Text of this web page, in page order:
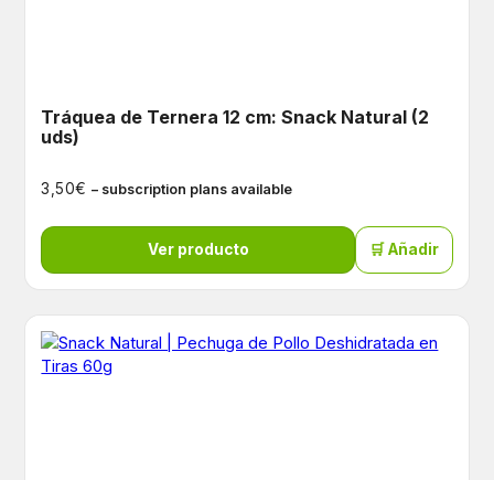
Tráquea de Ternera 12 cm: Snack Natural (2
uds)
3,50€ – subscription plans available
Ver producto 🛒 Añadir